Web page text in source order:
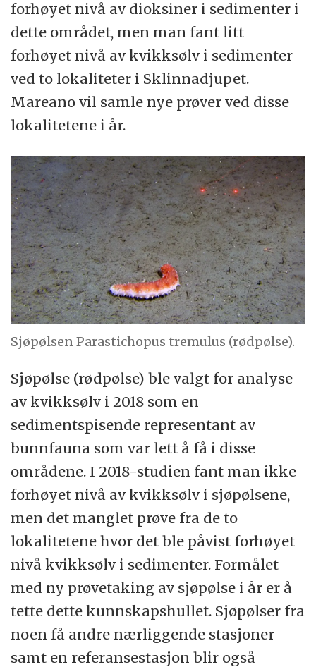
forhøyet nivå av dioksiner i sedimenter i
dette området, men man fant litt
forhøyet nivå av kvikksølv i sedimenter
ved to lokaliteter i Sklinnadjupet.
Mareano vil samle nye prøver ved disse
lokalitetene i år.
Sjøpølsen Parastichopus tremulus (rødpølse).
Sjøpølse (rødpølse) ble valgt for analyse
av kvikksølv i 2018 som en
sedimentspisende representant av
bunnfauna som var lett å få i disse
områdene. I 2018-studien fant man ikke
forhøyet nivå av kvikksølv i sjøpølsene,
men det manglet prøve fra de to
lokalitetene hvor det ble påvist forhøyet
nivå kvikksølv i sedimenter. Formålet
med ny prøvetaking av sjøpølse i år er å
tette dette kunnskapshullet. Sjøpølser fra
noen få andre nærliggende stasjoner
samt en referansestasjon blir også